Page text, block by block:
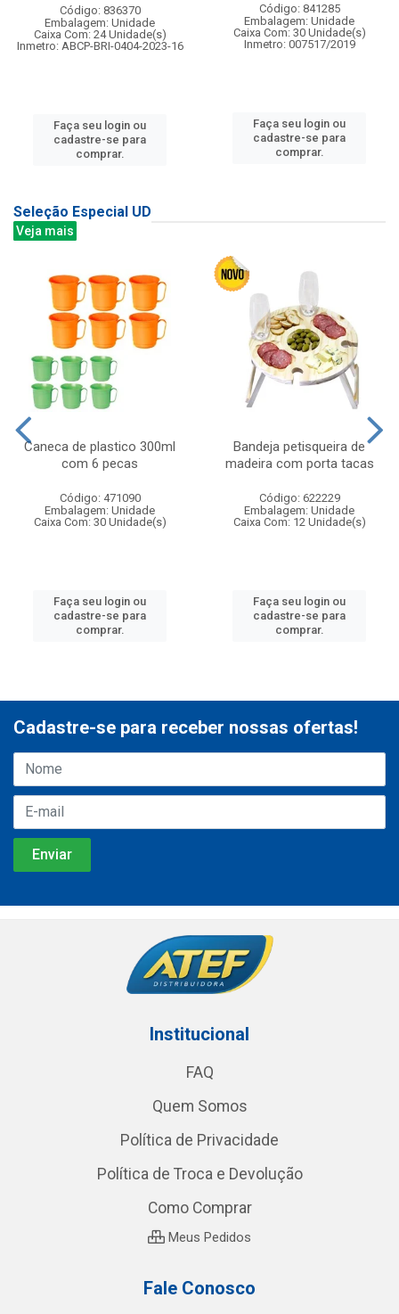
Código: 836370
Embalagem: Unidade
Caixa Com: 24 Unidade(s)
Inmetro: ABCP-BRI-0404-2023-16
Faça seu login ou
cadastre-se para
comprar.
Código: 841285
Embalagem: Unidade
Caixa Com: 30 Unidade(s)
Inmetro: 007517/2019
Faça seu login ou
cadastre-se para
comprar.
Seleção Especial UD
Veja mais
Caneca de plastico 300ml
com 6 pecas
Código: 471090
Embalagem: Unidade
Caixa Com: 30 Unidade(s)
Faça seu login ou
cadastre-se para
comprar.
Bandeja petisqueira de
madeira com porta tacas
Código: 622229
Embalagem: Unidade
Caixa Com: 12 Unidade(s)
Faça seu login ou
cadastre-se para
comprar.
Cadastre-se para receber nossas ofertas!
Institucional
FAQ
Quem Somos
Política de Privacidade
Política de Troca e Devolução
Como Comprar
Meus Pedidos
Fale Conosco